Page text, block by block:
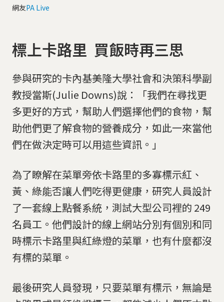
網友PA Live
標上卡路里 買飯時再三思
參與研究的卡內基美隆大學社會和決策科學副
教授當斯(Julie Downs)說：「我們在尋找更
多更好的方式，幫助人們選擇他們的食物，幫
助他們更了解食物的營養成分，如此一來當他
們在做決定時可以用這些資訊。」
為了瞭解在菜單旁依卡路里的多寡標示紅、
黃、綠能否讓人們吃得更健康，研究人員設計
了一套線上點餐系統，測試大型公司裡的 249
名員工。他們設計的線上網站分別有個別和同
時標示卡路里與紅綠燈的菜單，也有什麼都沒
有標的菜單。
最後研究人員發現，只要菜單有標示，無論是